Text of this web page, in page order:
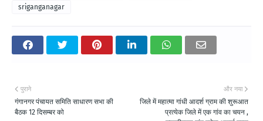
sriganganagar
और नया
जिले में महात्मा गांधी आदर्श ग्राम की शुरूआत
प्रत्येक जिले में एक गांव का चयन ,
पुराने
गंगानगर पंचायत समिति साधारण सभा की
बैठक 12 दिसम्बर को